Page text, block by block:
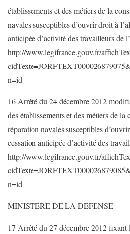
établissements et des métiers de la
navales susceptibles d’ouvrir droit à
anticipée d’activité des travailleurs de
http://www.legifrance.gouv.fr/
n=id
16 Arrêté du 24 décembre 2012
des établissements et des métiers de la
réparation navales susceptibles
cessation anticipée d’activité des
http://www.legifrance.gouv.fr/
n=id
MINISTERE DE LA DEFENSE
17 Arrêté du 27 décembre 2012 fixant